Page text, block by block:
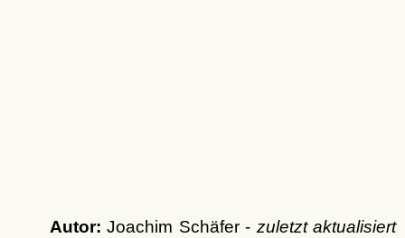
Autor: Joachim Schäfer - zuletzt aktualisiert